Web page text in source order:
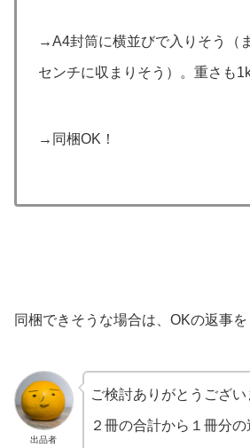
→A4封筒に横並びで入りそう（
センチに収まりそう）。重さも
→同梱OK！
同梱できそうな場合は、OKの返事を
出品者
ご検討ありがとうござい
２冊の合計から１冊分